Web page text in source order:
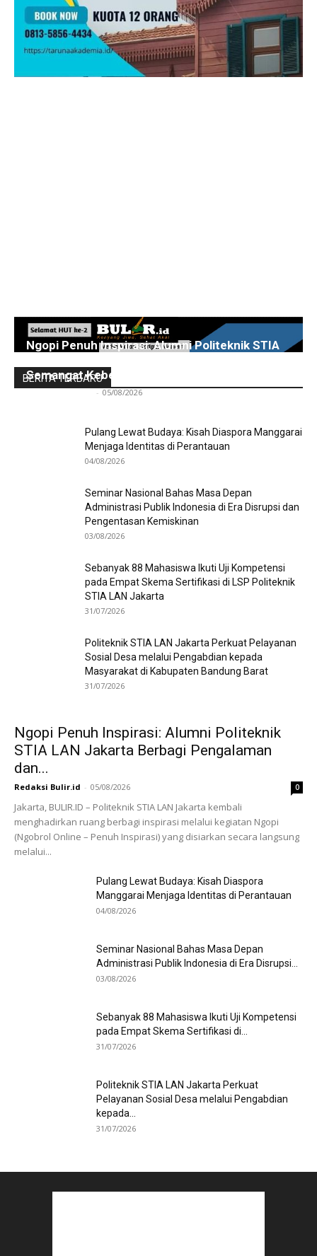
BERITA TERBARU
Ngopi Penuh Inspirasi: Alumni Politeknik STIA
Semangat Kebersamaan
- 05/08/2026
Pulang Lewat Budaya: Kisah Diaspora Manggarai
Menjaga Identitas di Perantauan
04/08/2026
Seminar Nasional Bahas Masa Depan
Administrasi Publik Indonesia di Era Disrupsi dan
Pengentasan Kemiskinan
03/08/2026
Sebanyak 88 Mahasiswa Ikuti Uji Kompetensi
pada Empat Skema Sertifikasi di LSP Politeknik
STIA LAN Jakarta
31/07/2026
Politeknik STIA LAN Jakarta Perkuat Pelayanan
Sosial Desa melalui Pengabdian kepada
Masyarakat di Kabupaten Bandung Barat
31/07/2026
Ngopi Penuh Inspirasi: Alumni Politeknik
STIA LAN Jakarta Berbagi Pengalaman
dan...
Redaksi Bulir.id - 05/08/2026 0
Jakarta, BULIR.ID – Politeknik STIA LAN Jakarta kembali
menghadirkan ruang berbagi inspirasi melalui kegiatan Ngopi
(Ngobrol Online – Penuh Inspirasi) yang disiarkan secara langsung
melalui...
Pulang Lewat Budaya: Kisah Diaspora
Manggarai Menjaga Identitas di Perantauan
04/08/2026
Seminar Nasional Bahas Masa Depan
Administrasi Publik Indonesia di Era Disrupsi...
03/08/2026
Sebanyak 88 Mahasiswa Ikuti Uji Kompetensi
pada Empat Skema Sertifikasi di...
31/07/2026
Politeknik STIA LAN Jakarta Perkuat
Pelayanan Sosial Desa melalui Pengabdian
kepada...
31/07/2026